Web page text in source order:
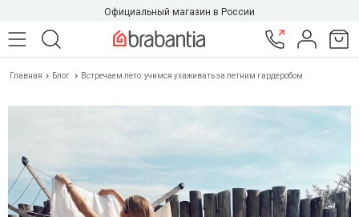
Официальный магазин в России
Главная Блог Встречаем лето: учимся ухаживать за летним гардеробом